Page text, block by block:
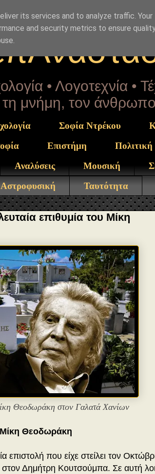
• Λογοτεχνία •
τη μνήμη, τον
Σοφία Ντρέκου
Επιστήμη Πολιτική
Αναλύσεις Μουσική
Ταυτότητα
επιθυμία του Μίκη
Θεοδωράκη στον Γαλατά Χανίων
Μίκη Θεοδωράκη
επιστολή που είχε στείλει τον
στον Δημήτρη Κουτσούμπα. Σε αυτή
its services and to analyze traffic.
and security metrics to ensure